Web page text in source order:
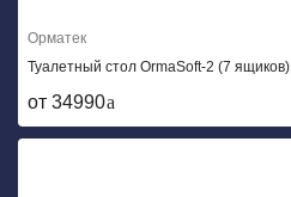
Орматек
Туалетный стол OrmaSoft-2 (7 ящиков)
от 34990